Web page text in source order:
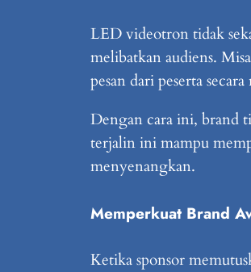
LED videotron tidak
melibatkan audiens.
pesan dari peserta
Dengan cara ini, brand
terjalin ini mampu
menyenangkan.
Memperkuat Brand
Ketika sponsor